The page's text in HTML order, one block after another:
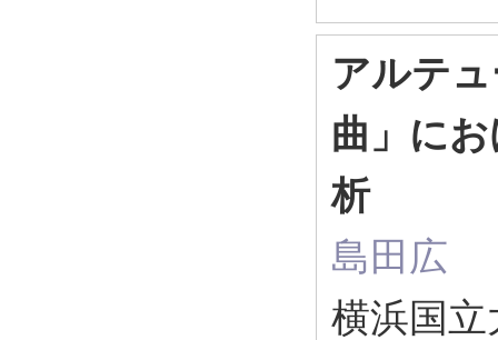
アルテ
曲」に
析
島田広
横浜国